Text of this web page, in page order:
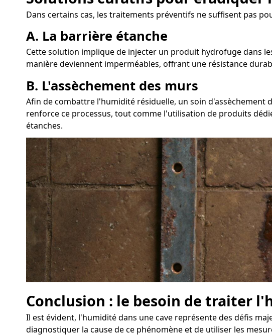
Dans certains cas, les traitements préventifs ne suffisent pas
A. La barrière étanche
Cette solution implique de injecter un produit hydrofuge dans
manière deviennent imperméables, offrant une résistance
B. L'assèchement des murs
Afin de combattre l'humidité résiduelle, un soin d'assèchement
renforce ce processus, tout comme l'utilisation de produits
étanches.
Conclusion : le besoin de traiter
Il est évident, l'humidité dans une cave représente des défis
diagnostiquer la cause de ce phénomène et de utiliser les